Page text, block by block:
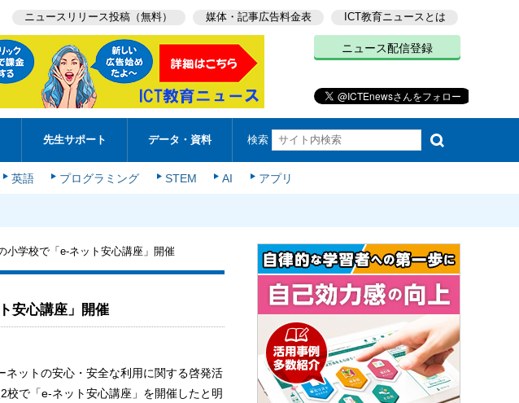
ニュースリリース投稿（無料） 媒体・記事広告料金表 ICT教育ニュースとは
ニュース配信登録
先生サポート データ・資料 検索
英語 プログラミング STEM AI アプリ
小学校で「e-ネット安心講座」開催
安心講座」開催
ットの安心・安全な利用に関する啓発活
で「e-ネット安心講座」を開催したと明